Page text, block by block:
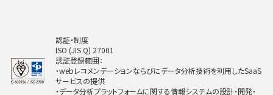
認証・制度
ISO (JIS Q) 27001
認証登録範囲：
・webレコメンデーションならびにデータ分析技術を利用したSaaS
サービスの提供
・データ分析プラットフォームに関する情報システムの設計・開発・